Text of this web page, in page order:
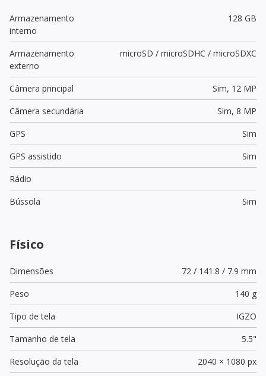
Armazenamento
interno
128 GB
Armazenamento
externo
microSD / microSDHC / microSDXC
Câmera principal Sim, 12 MP
Câmera secundária
Sim, 8 MP
GPS
Sim
GPS assistido
Sim
Rádio
Bússola
Sim
Físico
Dimensões
72 / 141.8 / 7.9 mm
Peso
140 g
Tipo de tela
IGZO
Tamanho de tela
5.5"
Resolução da tela
2040 × 1080 px